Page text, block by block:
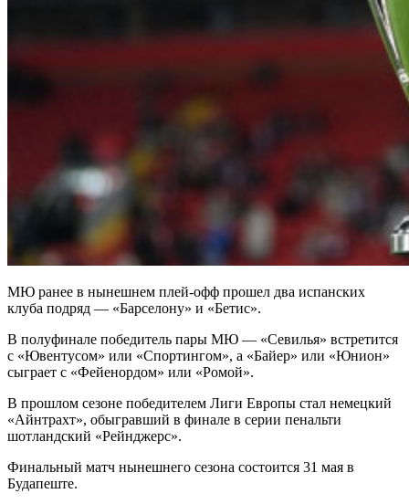
МЮ ранее в нынешнем плей-офф прошел два испанских
клуба подряд — «Барселону» и «Бетис».
В полуфинале победитель пары МЮ — «Севилья» встретится
с «Ювентусом» или «Спортингом», а «Байер» или «Юнион»
сыграет с «Фейенордом» или «Ромой».
В прошлом сезоне победителем Лиги Европы стал немецкий
«Айнтрахт», обыгравший в финале в серии пенальти
шотландский «Рейнджерс».
Финальный матч нынешнего сезона состоится 31 мая в
Будапеште.